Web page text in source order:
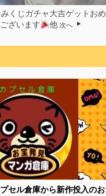
みくじガチャ大吉ゲットおめ
ざいます
他 次へ
プセル倉庫から新作投入のお